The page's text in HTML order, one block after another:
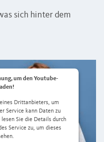
sich hinter dem
um den Youtube-
Drittanbieters, um
Service kann Daten zu
Sie die Details durch
Service zu, um dieses